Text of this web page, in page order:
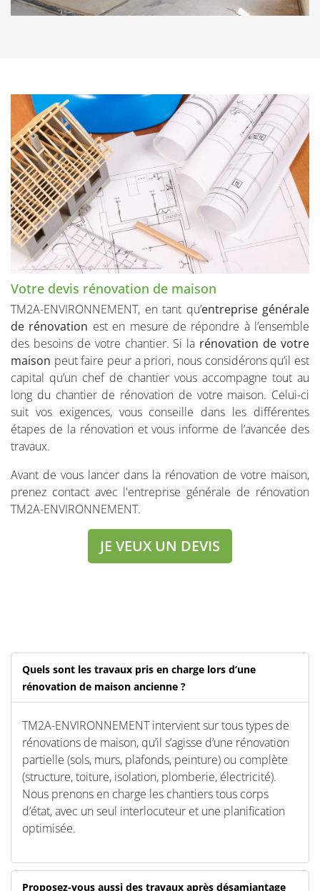
Votre devis rénovation de maison
TM2A-ENVIRONNEMENT, en tant qu’entreprise générale
de rénovation est en mesure de répondre à l’ensemble
des besoins de votre chantier. Si la rénovation de votre
maison peut faire peur a priori, nous considérons qu’il est
capital qu’un chef de chantier vous accompagne tout au
long du chantier de rénovation de votre maison. Celui-ci
suit vos exigences, vous conseille dans les différentes
étapes de la rénovation et vous informe de l’avancée des
travaux.
Avant de vous lancer dans la rénovation de votre maison,
prenez contact avec l'entreprise générale de rénovation
TM2A-ENVIRONNEMENT.
JE VEUX UN DEVIS
Quels sont les travaux pris en charge lors d’une
rénovation de maison ancienne ?
TM2A-ENVIRONNEMENT intervient sur tous types de
rénovations de maison, qu’il s’agisse d’une rénovation
partielle (sols, murs, plafonds, peinture) ou complète
(structure, toiture, isolation, plomberie, électricité).
Nous prenons en charge les chantiers tous corps
d’état, avec un seul interlocuteur et une planification
optimisée.
Proposez-vous aussi des travaux après désamiantage